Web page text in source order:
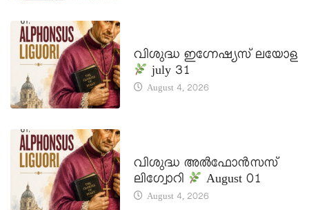
വിശുദ്ധ ഇഗ്നേഷ്യസ് ലയോള
july 31
August 4, 2026
വിശുദ്ധ അൽഫോൻസസ്
ലിഗ്വോറി
August 01
August 4, 2026